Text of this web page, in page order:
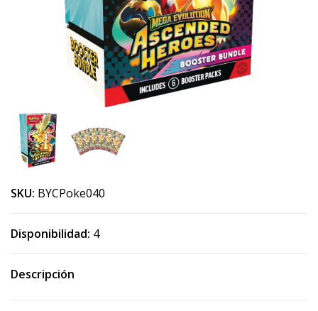
SKU: BYCPoke040
Disponibilidad: 4
Descripción